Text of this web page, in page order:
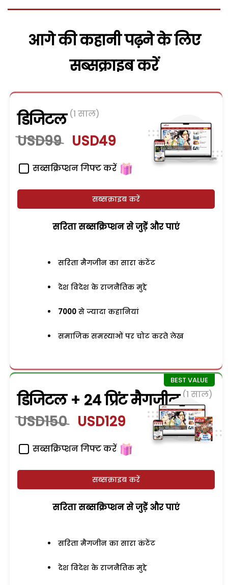
आगे की कहानी पढ़ने के लिए
सब्सक्राइब करें
डिजिटल (1 साल)
USD99 USD49
सब्सक्रिप्शन गिफ्ट करें
सब्सक्राइब करें
सरिता सब्सक्रिप्शन से जुड़ेें और पाएं
सरिता मैगजीन का सारा कंटेंट
देश विदेश के राजनैतिक मुद्दे
7000 से ज्यादा कहानियां
समाजिक समस्याओं पर चोट करते लेख
डिजिटल + 24 प्रिंट मैगजीन (1 साल)
USD150 USD129
सब्सक्रिप्शन गिफ्ट करें
सब्सक्राइब करें
सरिता सब्सक्रिप्शन से जुड़ेें और पाएं
सरिता मैगजीन का सारा कंटेंट
देश विदेश के राजनैतिक मुद्दे